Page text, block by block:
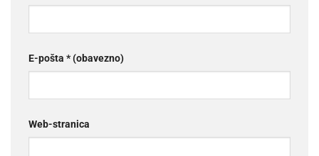
E-pošta * (obavezno)
Web-stranica